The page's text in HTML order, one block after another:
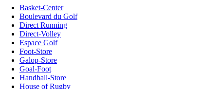
Basket-Center
Boulevard du Golf
Direct Running
Direct-Volley
Espace Golf
Foot-Store
Galop-Store
Goal-Foot
Handball-Store
House of Rugby